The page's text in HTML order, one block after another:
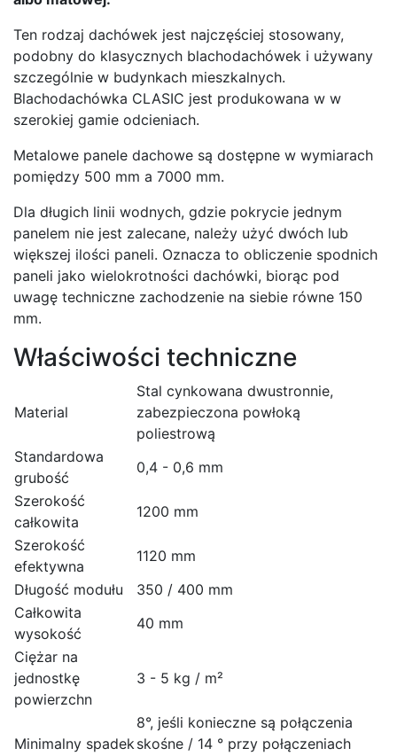
Ten rodzaj dachówek jest najczęściej stosowany,
podobny do klasycznych blachodachówek i używany
szczególnie w budynkach mieszkalnych.
Blachodachówka CLASIC jest produkowana w w
szerokiej gamie odcieniach.
Metalowe panele dachowe są dostępne w wymiarach
pomiędzy 500 mm a 7000 mm.
Dla długich linii wodnych, gdzie pokrycie jednym
panelem nie jest zalecane, należy użyć dwóch lub
większej ilości paneli. Oznacza to obliczenie spodnich
paneli jako wielokrotności dachówki, biorąc pod
uwagę techniczne zachodzenie na siebie równe 150
mm.
Właściwości techniczne
Material
Stal cynkowana dwustronnie,
zabezpieczona powłoką
poliestrową
Standardowa
grubość
0,4 - 0,6 mm
Szerokość
całkowita
1200 mm
Szerokość
efektywna
1120 mm
Długość modułu
350 / 400 mm
Całkowita
wysokość
40 mm
Ciężar na
jednostkę
powierzchn
3 - 5 kg / m²
Minimalny spadek
8°, jeśli konieczne są połączenia
skośne / 14 ° przy połączeniach